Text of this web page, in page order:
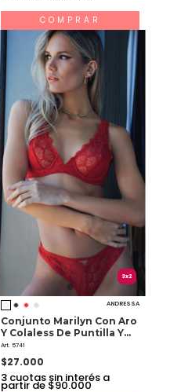
COMPRAR
3x2
ANDRESSA
Conjunto Marilyn Con Aro
Y Colaless De Puntilla Y
Microfibra
Art. 5741
$27.000
3 cuotas sin interés a
partir de $90.000